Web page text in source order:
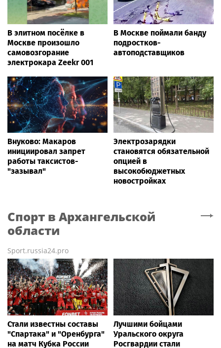
В элитном посёлке в
Москве произошло
самовозгорание
электрокара Zeekr 001
В Москве поймали банду
подростков-
автоподставщиков
Внуково: Макаров
инициировал запрет
работы таксистов-
"зазывал"
Электрозарядки
становятся обязательной
опцией в
высокобюджетных
новостройках
Спорт в Архангельской
области
Sport.russia24.pro
Стали известны составы
"Спартака" и "Оренбурга"
на матч Кубка России
Лучшими бойцами
Уральского округа
Росгвардии стали